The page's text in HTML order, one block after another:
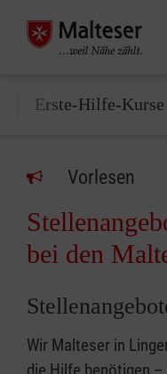
Erste-Hilfe-Kurse
Vorlesen
bei den
Wir Malteser in